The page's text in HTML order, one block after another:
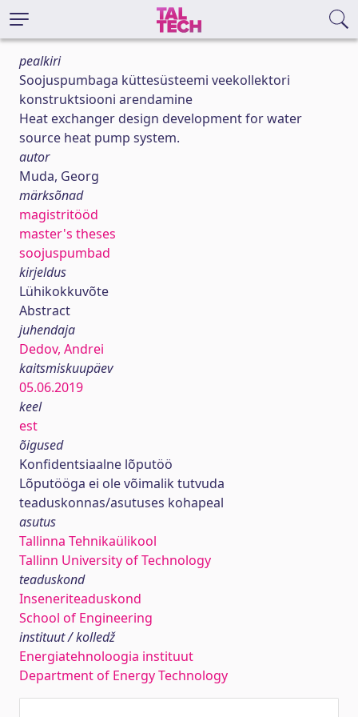
pealkiri
Soojuspumbaga küttesüsteemi veekollektori
konstruktsiooni arendamine
Heat exchanger design development for water
source heat pump system.
autor
Muda, Georg
märksõnad
magistritööd
master's theses
soojuspumbad
kirjeldus
Lühikokkuvõte
Abstract
juhendaja
Dedov, Andrei
kaitsmiskuupäev
05.06.2019
keel
est
õigused
Konfidentsiaalne lõputöö
Lõputööga ei ole võimalik tutvuda
teaduskonnas/asutuses kohapeal
asutus
Tallinna Tehnikaülikool
Tallinn University of Technology
teaduskond
Inseneriteaduskond
School of Engineering
instituut / kolledž
Energiatehnoloogia instituut
Department of Energy Technology